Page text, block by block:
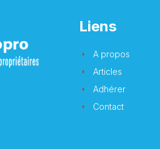
Liens
A propos
Articles
Adhérer
Contact